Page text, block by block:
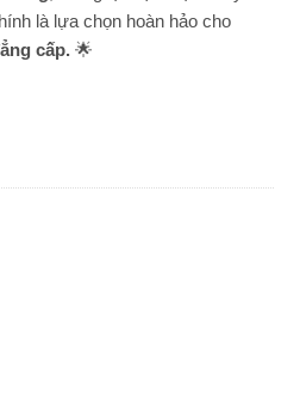
là lựa chọn hoàn hảo cho
cấp. 🌟